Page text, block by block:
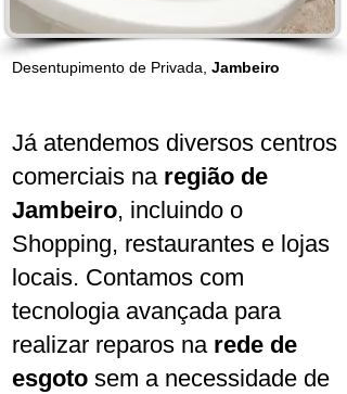
Desentupimento de Privada, Jambeiro
Já atendemos diversos centros
comerciais na região de
Jambeiro, incluindo o
Shopping, restaurantes e lojas
locais. Contamos com
tecnologia avançada para
realizar reparos na rede de
esgoto sem a necessidade de